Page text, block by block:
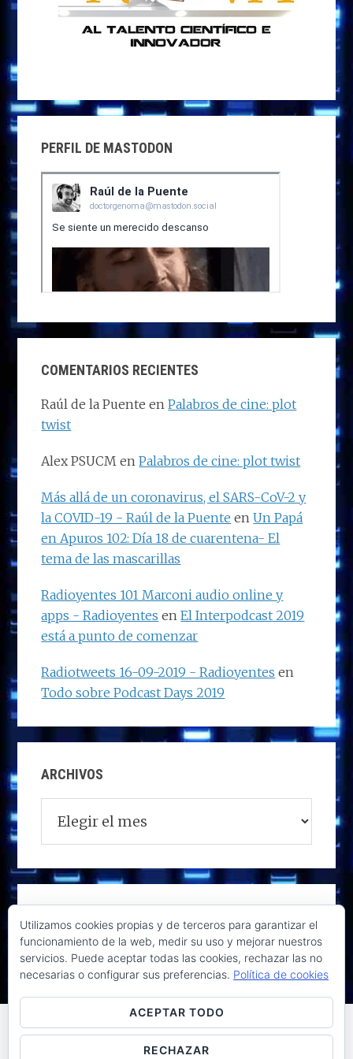
PERFIL DE MASTODON
COMENTARIOS RECIENTES
Raúl de la Puente enPalabros de cine: plot
twist
Alex PSUCM enPalabros de cine: plot twist
Más allá de un coronavirus, el SARS-CoV-2 y
la COVID-19 - Raúl de la Puente enUn Papá
en Apuros 102: Día 18 de cuarentena- El
tema de las mascarillas
Radioyentes 101 Marconi audio online y
apps - Radioyentes enEl Interpodcast 2019
está a punto de comenzar
Radiotweets 16-09-2019 - Radioyentes en
Todo sobre Podcast Days 2019
ARCHIVOS
Utilizamos cookies propias y de terceros para garantizar el
funcionamiento de la web, medir su uso y mejorar nuestros
servicios. Puede aceptar todas las cookies, rechazar las no
necesarias o configurar sus preferencias. Política de cookies
ACEPTAR TODO
RECHAZAR